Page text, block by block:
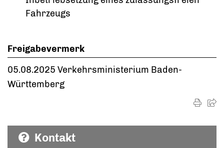
Fahrzeugs
Freigabevermerk
05.08.2025 Verkehrsministerium Baden-
Württemberg
Kontakt